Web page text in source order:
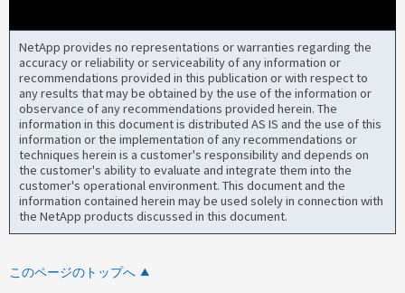
NetApp provides no representations or warranties regarding the
accuracy or reliability or serviceability of any information or
recommendations provided in this publication or with respect to
any results that may be obtained by the use of the information or
observance of any recommendations provided herein. The
information in this document is distributed AS IS and the use of this
information or the implementation of any recommendations or
techniques herein is a customer's responsibility and depends on
the customer's ability to evaluate and integrate them into the
customer's operational environment. This document and the
information contained herein may be used solely in connection with
the NetApp products discussed in this document.
このページのトップへ